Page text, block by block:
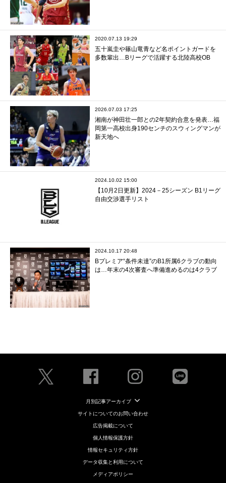
2020.07.13 19:29
五十嵐圭や篠山竜青など名ポイントガードを
多数輩出…Bリーグで活躍する北陸高校OB
2026.07.03 17:25
湘南が神田壮一郎との2年契約合意を発表…福
岡第一高校出身190センチのスウィングマンが
新天地へ
2024.10.02 15:00
【10月2日更新】2024－25シーズン B1リーグ
自由交渉選手リスト
2024.10.17 20:48
Bプレミア“条件未達”のB1所属6クラブの動向
は…年末の4次審査へ準備進めるのは4クラブ
月別記事アーカイブ
サイトについてのお問い合わせ
広告掲載について
個人情報保護方針
情報セキュリティ方針
データ収集と利用について
メディアポリシー